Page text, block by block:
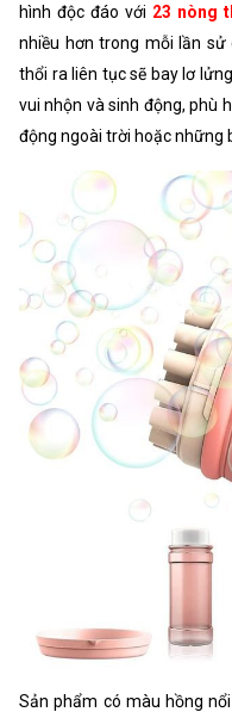
hình độc đáo với 23 nòng
nhiều hơn trong mỗi lần sử
thổi ra liên tục sẽ bay lơ
vui nhộn và sinh động, phù
động ngoài trời hoặc những
Sản phẩm có màu hồng